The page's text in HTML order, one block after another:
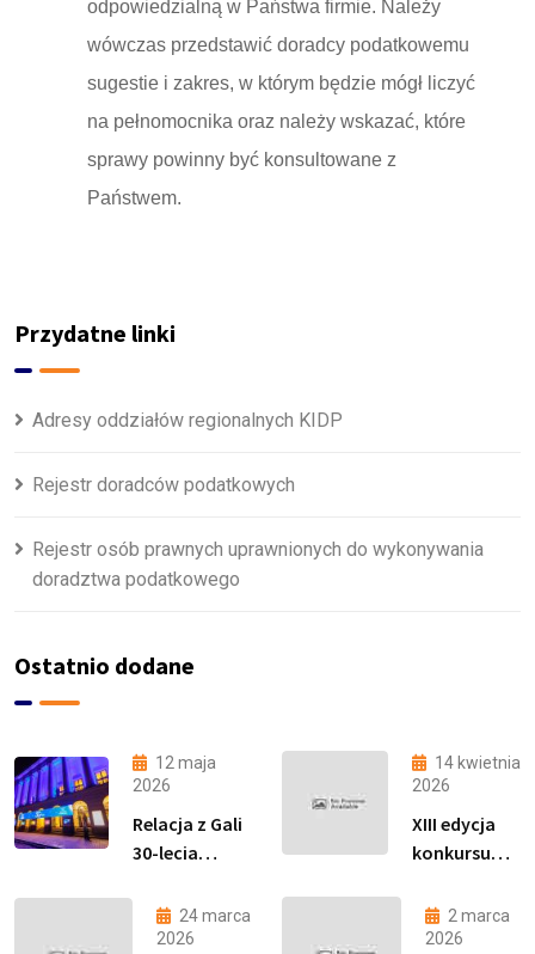
odpowiedzialną w Państwa firmie. Należy
wówczas przedstawić doradcy podatkowemu
sugestie i zakres, w którym będzie mógł liczyć
na pełnomocnika oraz należy wskazać, które
sprawy powinny być konsultowane z
Państwem.
Przydatne linki
Adresy oddziałów regionalnych KIDP
Rejestr doradców podatkowych
Rejestr osób prawnych uprawnionych do wykonywania
doradztwa podatkowego
Ostatnio dodane
12 maja
2026
Relacja z Gali
30-lecia
Doradcy
Podatkowego
14 kwietnia
2026
XIII edycja
konkursu
proste jak
drut”
24 marca
2026
2 marca
2026